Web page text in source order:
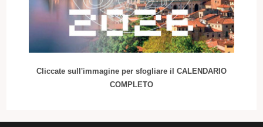
Cliccate sull'immagine per sfogliare il CALENDARIO
COMPLETO